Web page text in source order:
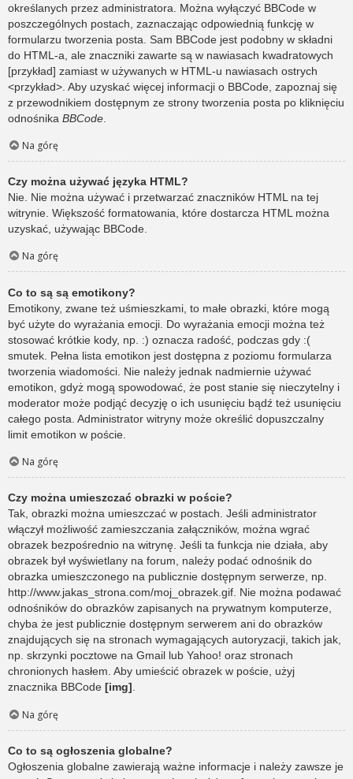
określanych przez administratora. Można wyłączyć BBCode w
poszczególnych postach, zaznaczając odpowiednią funkcję w
formularzu tworzenia posta. Sam BBCode jest podobny w składni
do HTML-a, ale znaczniki zawarte są w nawiasach kwadratowych
[przykład] zamiast w używanych w HTML-u nawiasach ostrych
<przykład>. Aby uzyskać więcej informacji o BBCode, zapoznaj się
z przewodnikiem dostępnym ze strony tworzenia posta po kliknięciu
odnośnika BBCode
Na górę
Czy można używać języka HTML?
Nie. Nie można używać i przetwarzać znaczników HTML na tej
witrynie. Większość formatowania, które dostarcza HTML można
uzyskać, używając BBCode.
Na górę
Co to są są emotikony?
Emotikony, zwane też uśmieszkami, to małe obrazki, które mogą
być użyte do wyrażania emocji. Do wyrażania emocji można też
stosować krótkie kody, np. :) oznacza radość, podczas gdy :(
smutek. Pełna lista emotikon jest dostępna z poziomu formularza
tworzenia wiadomości. Nie należy jednak nadmiernie używać
emotikon, gdyż mogą spowodować, że post stanie się nieczytelny i
moderator może podjąć decyzję o ich usunięciu bądź też usunięciu
całego posta. Administrator witryny może określić dopuszczalny
limit emotikon w poście.
Na górę
Czy można umieszczać obrazki w poście?
Tak, obrazki można umieszczać w postach. Jeśli administrator
włączył możliwość zamieszczania załączników, można wgrać
obrazek bezpośrednio na witrynę. Jeśli ta funkcja nie działa, aby
obrazek był wyświetlany na forum, należy podać odnośnik do
obrazka umieszczonego na publicznie dostępnym serwerze, np.
http://www.jakas_strona.com/moj_obrazek.gif. Nie można podawać
odnośników do obrazków zapisanych na prywatnym komputerze,
chyba że jest publicznie dostępnym serwerem ani do obrazków
znajdujących się na stronach wymagających autoryzacji, takich jak,
np. skrzynki pocztowe na Gmail lub Yahoo! oraz stronach
chronionych hasłem. Aby umieścić obrazek w poście, użyj
znacznika BBCode [img].
Na górę
Co to są ogłoszenia globalne?
Ogłoszenia globalne zawierają ważne informacje i należy zawsze je